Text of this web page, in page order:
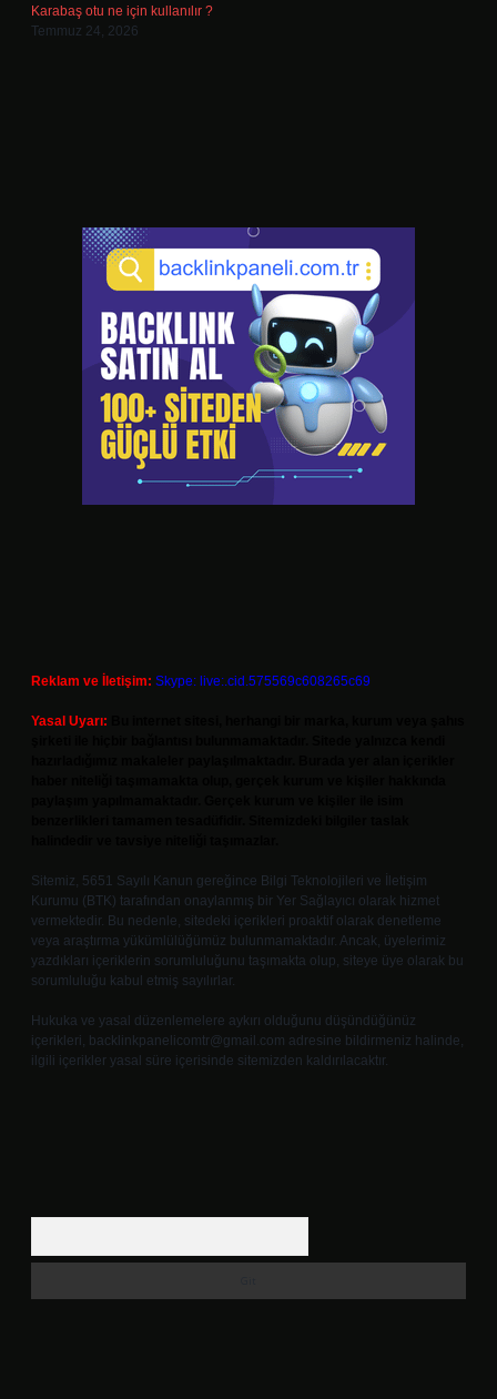
Karabaş otu ne için kullanılır ?
Temmuz 24, 2026
Reklam ve İletişim: Skype: live:.cid.575569c608265c69
Yasal Uyarı:
Sitemiz, 5651 Sayılı Kanun gereğince Bilgi Teknolojileri ve İletişim
Kurumu (BTK) tarafından onaylanmış bir Yer Sağlayıcı olarak hizmet
vermektedir. Bu nedenle, sitedeki içerikleri proaktif olarak denetleme
veya araştırma yükümlülüğümüz bulunmamaktadır. Ancak, üyelerimiz
yazdıkları içeriklerin sorumluluğunu taşımakta olup, siteye üye olarak bu
sorumluluğu kabul etmiş sayılırlar.
Hukuka ve yasal düzenlemelere aykırı olduğunu düşündüğünüz
içerikleri, backlinkpanelicomtr@gmail.com adresine bildirmeniz halinde,
ilgili içerikler yasal süre içerisinde sitemizden kaldırılacaktır.